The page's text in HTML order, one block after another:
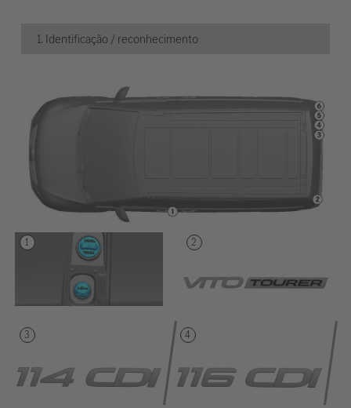
1. Identificação / reconhecimento